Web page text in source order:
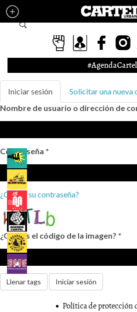
Pasar al contenido principal
Formulario de
#AgendaCartel
Solapas principales
Iniciar sesión (solapa
activa)
Solicitar una nueva
Nombre de usuario o dirección de
Contraseña *
¿Olvidó su contraseña?
¿Cuál es el código de la imagen? *
Llenar tags Iniciar sesión
Política de protección